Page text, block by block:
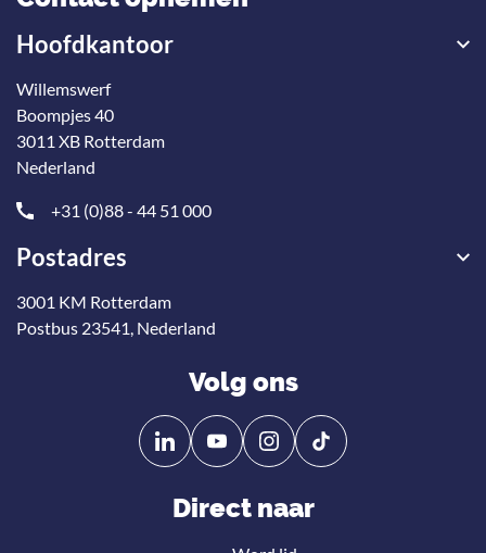
Hoofdkantoor
Willemswerf
Boompjes 40
3011 XB Rotterdam
Nederland
+31 (0)88 - 44 51 000
Postadres
3001 KM Rotterdam
Postbus 23541, Nederland
Volg ons
Volg
ons
Linkedin
Volg
ons
YouTube
Direct naar